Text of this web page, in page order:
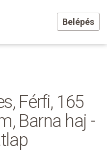
Belépés
Férfi, 165
Barna haj -